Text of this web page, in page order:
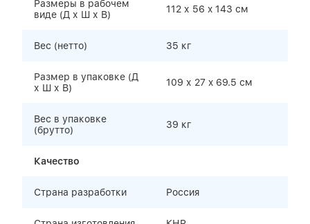
Размеры в рабочем
виде (Д х Ш х В)
112 х 56 x 143 см
Вес (нетто) 35 кг
Размер в упаковке (Д
х Ш х В)
109 х 27 x 69.5 см
Вес в упаковке
(брутто)
39 кг
Качество
Страна разработки Россия